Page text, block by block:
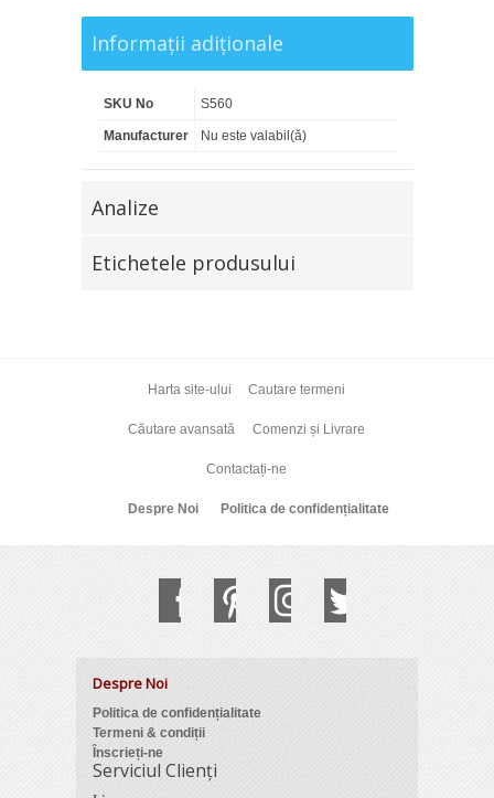
Informaţii adiţionale
SKU No S560
Manufacturer Nu este valabil(ă)
Analize
Etichetele produsului
Harta site-ului Cautare termeni
Căutare avansată Comenzi și Livrare
Contactați-ne
Despre Noi Politica de confidențialitate
Despre Noi
Politica de confidențialitate
Termeni & condiții
Înscrieți-ne
Serviciul Clienți